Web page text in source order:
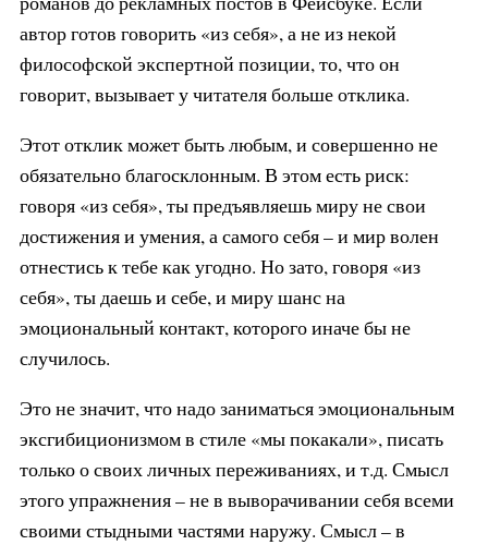
автор готов говорить «из себя», а не из некой
философской экспертной позиции, то, что он
говорит, вызывает у читателя больше отклика.
Этот отклик может быть любым, и совершенно не
обязательно благосклонным. В этом есть риск:
говоря «из себя», ты предъявляешь миру не свои
достижения и умения, а самого себя – и мир волен
отнестись к тебе как угодно. Но зато, говоря «из
себя», ты даешь и себе, и миру шанс на
эмоциональный контакт, которого иначе бы не
случилось.
Это не значит, что надо заниматься эмоциональным
эксгибиционизмом в стиле «мы покакали», писать
только о своих личных переживаниях, и т.д. Смысл
этого упражнения – не в выворачивании себя всеми
своими стыдными частями наружу. Смысл – в